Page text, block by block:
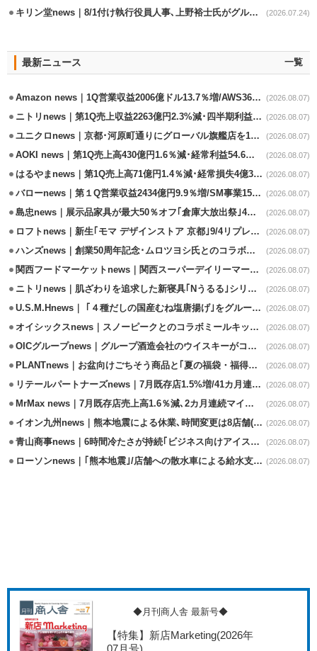
キリン堂news｜8/1付け執行役員人事､上野裕士氏がグループ法務部長兼務 (2026.07.24)
最新ニュース 一覧
Amazon news｜1Q営業収益2006億ドル13.7％増/AWS36.8％％増が貢献 (2026.08.07)
ニトリnews｜第1Q売上収益2263億円2.3%減･四半期利益1.4％減 (2026.08.07)
ユニクロnews｜京都･河原町通りにグローバル旗艦店を11/6開設 (2026.08.07)
AOKI news｜第1Q売上高430億円1.6％減･経常利益54.6％減 (2026.08.07)
はるやまnews｜第1Q売上高71億円1.4％減･経常損失4億3800万円 (2026.08.07)
バローnews｜第１Q営業収益2434億円9.9％増/SM事業15.5％増と絶好調 (2026.08.07)
島忠news｜展示品家具が最大50％オフ｢倉庫大放出祭｣4店舗限定で開催 (2026.08.07)
ロフトnews｜新生｢モマ デザインストア 京都｣9/4リプレイスオープン (2026.08.07)
ハンズnews｜創業50周年記念･ムロツヨシ氏とのコラボ企画｢ムロハンズ｣開催 (2026.08.07)
関西フードマーケットnews｜関西スーパーデイリーマート蒲生店8/7改装 (2026.08.07)
ニトリnews｜肌ざわりを追求した新寝具｢Nうるる｣シリーズを発売 (2026.08.07)
U.S.M.Hnews｜ ｢４種だしの国産むね塩唐揚げ｣をグループ610店で共同販促 (2026.08.07)
オイシックスnews｜スノーピークとのコラボミールキット8/13発売 (2026.08.07)
OICグループnews｜グループ酒造会社のウイスキーがコンペティション受賞 (2026.08.07)
PLANTnews｜お盆向けごちそう商品と｢夏の福袋・福得カート｣8/8から開催 (2026.08.07)
リテールパートナーズnews｜7月既存店1.5%増/41カ月連続増 (2026.08.07)
MrMax news｜7月既存店売上高1.6％減､2カ月連続マイナス (2026.08.07)
イオン九州news｜熊本地震による休業､時間変更は8店舗(8/7時点) (2026.08.07)
青山商事news｜6時間冷たさが持続｢ビジネス向けアイスベスト｣発売 (2026.08.07)
ローソンnews｜｢熊本地震｣/店舗への散水車による給水支援を開始 (2026.08.07)
◆月刊商人舎 最新号◆
【特集】新店Marketing(2026年
07月号)